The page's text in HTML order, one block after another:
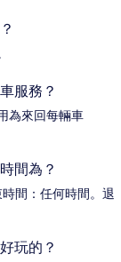
服務？
為來回每輛車
間為？
間：任何時間。退
玩的？